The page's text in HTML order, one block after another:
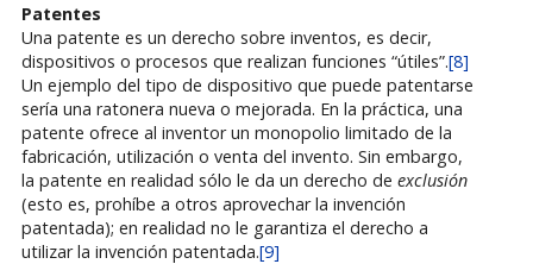
Patentes
Una patente es un derecho sobre inventos, es decir,
dispositivos o procesos que realizan funciones “útiles”.[8]
Un ejemplo del tipo de dispositivo que puede patentarse
sería una ratonera nueva o mejorada. En la práctica, una
patente ofrece al inventor un monopolio limitado de la
fabricación, utilización o venta del invento. Sin embargo,
la patente en realidad sólo le da un derecho de exclusión
(esto es, prohíbe a otros aprovechar la invención
patentada); en realidad no le garantiza el derecho a
utilizar la invención patentada.[9]